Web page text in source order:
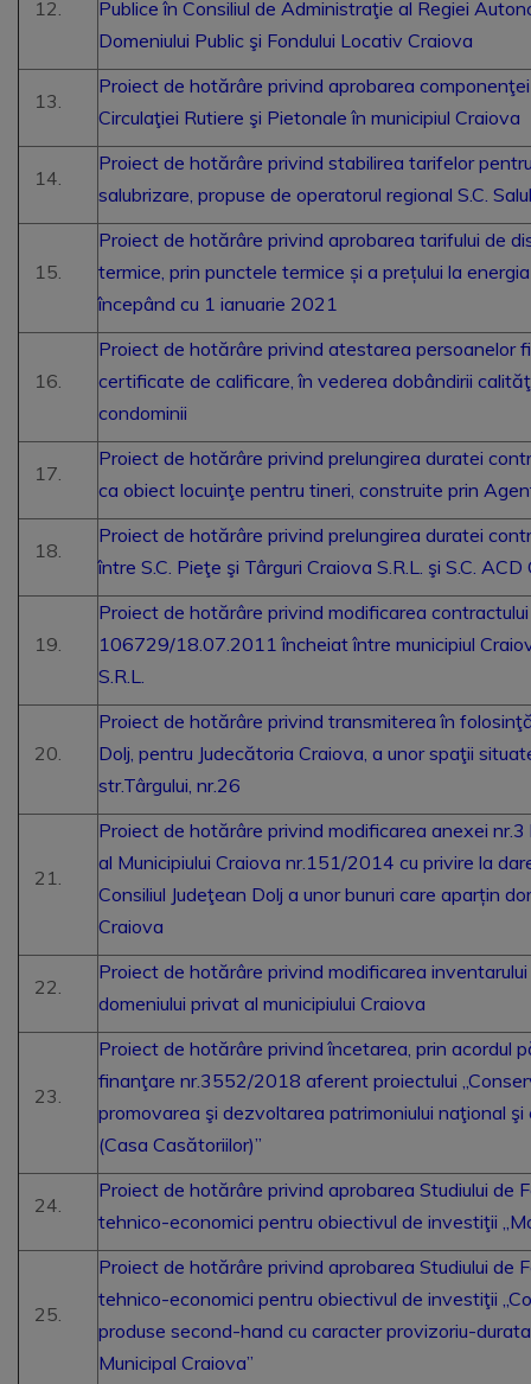
Publice în Consiliul de Administraţie al Regiei
Domeniului Public şi Fondului Locativ Craiova
Proiect de hotărâre privind aprobarea
Circulaţiei Rutiere şi Pietonale în municipiul Craiova
Proiect de hotărâre privind stabilirea tarifelor
salubrizare, propuse de operatorul regional S.C.
Proiect de hotărâre privind aprobarea tarifului de
termice, prin punctele termice și a prețului la
începând cu 1 ianuarie 2021
Proiect de hotărâre privind atestarea persoanelor
certificate de calificare, în vederea dobândirii
condominii
Proiect de hotărâre privind prelungirea duratei
ca obiect locuinţe pentru tineri, construite prin
Proiect de hotărâre privind prelungirea duratei
între S.C. Pieţe şi Târguri Craiova S.R.L. şi S.C. ACD
Proiect de hotărâre privind modificarea
106729/18.07.2011 încheiat între municipiul
S.R.L.
Proiect de hotărâre privind transmiterea în
Dolj, pentru Judecătoria Craiova, a unor spaţii
str.Târgului, nr.26
Proiect de hotărâre privind modificarea anexei
al Municipiului Craiova nr.151/2014 cu privire la
Consiliul Judeţean Dolj a unor bunuri care aparțin
Craiova
Proiect de hotărâre privind modificarea
domeniului privat al municipiului Craiova
Proiect de hotărâre privind încetarea, prin acordul
finanţare nr.3552/2018 aferent proiectului
promovarea şi dezvoltarea patrimoniului naţional
(Casa Casătoriilor)”
Proiect de hotărâre privind aprobarea Studiului de
tehnico-economici pentru obiectivul de investiţii
Proiect de hotărâre privind aprobarea Studiului de
tehnico-economici pentru obiectivul de investiţii
produse second-hand cu caracter provizoriu-
Municipal Craiova”